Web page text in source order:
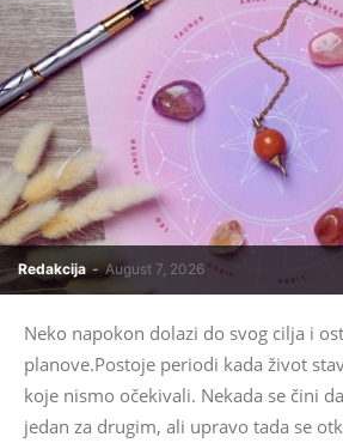
Redakcija - August 7, 2026
Neko napokon dolazi do svog cilja i
planove.Postoje periodi kada život
koje nismo očekivali. Nekada se čini
jedan za drugim, ali upravo tada se